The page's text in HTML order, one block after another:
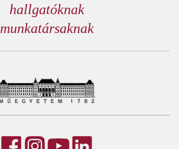
hallgatóknak
munkatársaknak